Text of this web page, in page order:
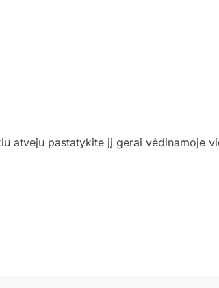
atveju pastatykite jį gerai vėdinamoje